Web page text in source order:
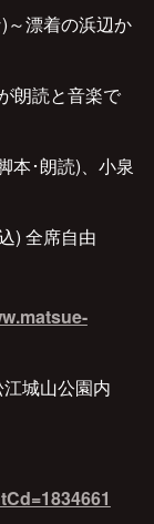
漂着の浜辺か
朗読と音楽で
本･朗読)、小泉
) 全席自由
城山公園内